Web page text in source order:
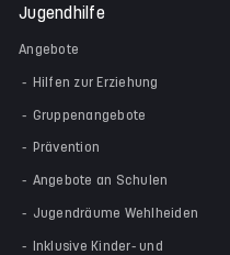
Jugendhilfe
Angebote
Hilfen zur Erziehung
Gruppenangebote
Prävention
Angebote an Schulen
Jugendräume Wehlheiden
Inklusive Kinder- und